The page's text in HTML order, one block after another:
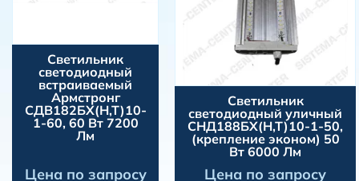
Светильник
светодиодный
встраиваемый
Армстронг
СДВ182БХ(Н,Т)10-
1-60, 60 Вт 7200
Лм
Цена по запросу
Светильник
светодиодный уличный
СНД188БХ(Н,Т)10-1-50,
(крепление эконом) 50
Вт 6000 Лм
Цена по запросу